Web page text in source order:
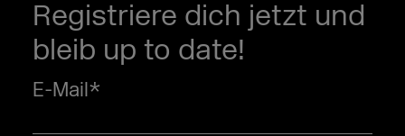
Registriere dich jetzt und
bleib up to date!
E-Mail*